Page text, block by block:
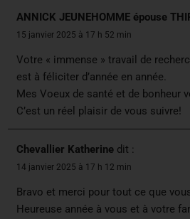
ANNICK JEUNEHOMME épouse
15 janvier 2025 à 17 h 52 min
Votre « immense » travail de
est à féliciter d’année en année.
Mes Voeux de santé et de bonheur
C’est un réel plaisir de vous suivre!
Chevallier Katherine dit :
14 janvier 2025 à 17 h 12 min
Bravo et merci pour tout ce que
Heureuse année à vous et à votre